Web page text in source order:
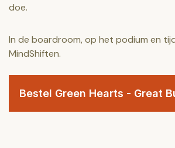
doe.
In de boardroom, op het podium en
MindShiften.
Bestel Green Hearts - Great